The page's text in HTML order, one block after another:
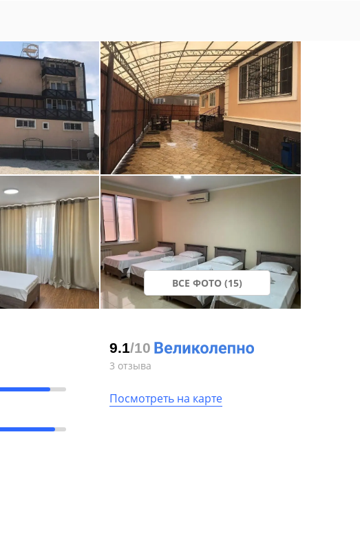
ВСЕ ФОТО (15)
9.1/10
3 отзыва
Посмотреть на карте